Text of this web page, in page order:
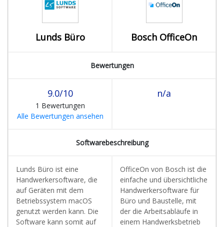
Lunds Büro Bosch OfficeOn
Bewertungen
9.0/10
1 Bewertungen
Alle Bewertungen ansehen
n/a
Softwarebeschreibung
Lunds Büro ist eine
Handwerkersoftware, die
auf Geräten mit dem
Betriebssystem macOS
genutzt werden kann. Die
Software kann somit auf
OfficeOn von Bosch ist die
einfache und übersichtliche
Handwerkersoftware für
Büro und Baustelle, mit
der die Arbeitsabläufe in
einem Handwerksbetrieb